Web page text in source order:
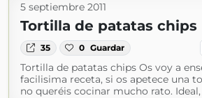
5 septiembre 2011
Tortilla de patatas chips
35 0 Guardar
Tortilla de patatas chips Os voy a
facilisima receta, si os apetece una
no queréis cocinar mucho rato. Ideal,